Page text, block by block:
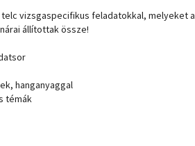
vizsgaspecifikus feladatokkal, melyeket a
állítottak össze!
hanganyaggal
témák